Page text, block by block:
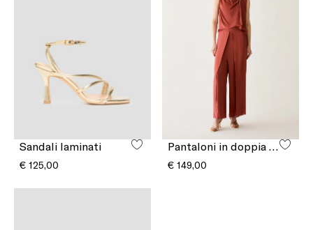
Sandali laminati
€ 125,00 € 149,00